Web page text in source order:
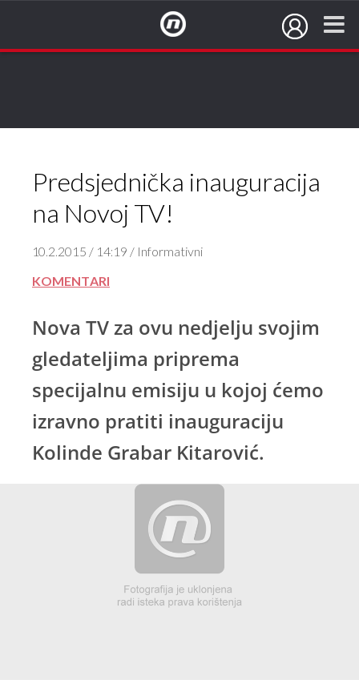
Predsjednička inauguracija
na Novoj TV!
10.2.2015 / 14:19 / Informativni
KOMENTARI
Nova TV za ovu nedjelju svojim
gledateljima priprema
specijalnu emisiju u kojoj ćemo
izravno pratiti inauguraciju
Kolinde Grabar Kitarović.